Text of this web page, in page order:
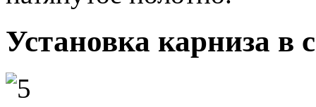
Установка карниза в